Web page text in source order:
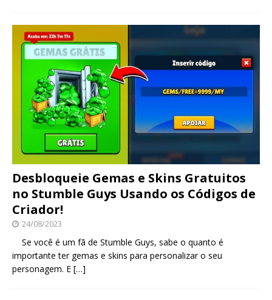
Desbloqueie Gemas e Skins Gratuitos
no Stumble Guys Usando os Códigos de
Criador!
24/08/2023
Se você é um fã de Stumble Guys, sabe o quanto é
importante ter gemas e skins para personalizar o seu
personagem. E […]